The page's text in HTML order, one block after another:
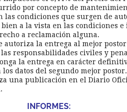
por concepto de
las condiciones que surgen de
a la vista en las condiciones
a reclamación alguna.
autoriza la entrega al mejor
responsabilidades civiles y
la entrega en carácter
datos del segundo mejor postor.
una publicación en el Diario
INFORMES: